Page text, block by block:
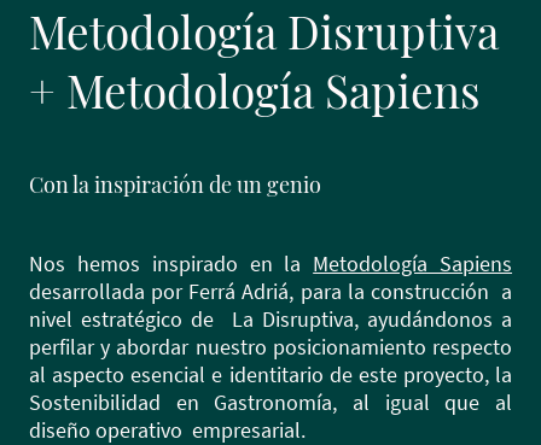
Metodología Disruptiva
+ Metodología Sapiens
Con la inspiración de un genio
Nos hemos inspirado en la Metodología Sapiens
desarrollada por Ferrá Adriá, para la construcción a
nivel estratégico de La Disruptiva, ayudándonos a
perfilar y abordar nuestro posicionamiento respecto
al aspecto esencial e identitario de este proyecto, la
Sostenibilidad en Gastronomía, al igual que al
diseño operativo empresarial.